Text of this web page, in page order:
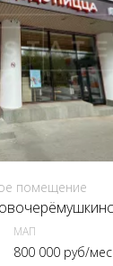
помещение
МАП
800 000 руб/мес